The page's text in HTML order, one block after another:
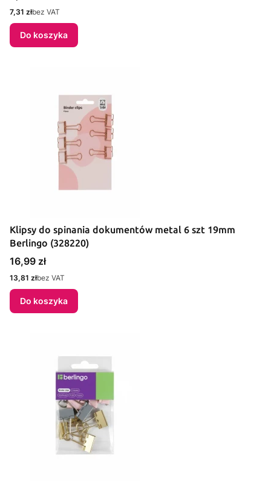
Cena
7,31 złbez VAT
Do koszyka
Klipsy do spinania dokumentów metal 6 szt 19mm
Berlingo (328220)
Cena
16,99 zł
Cena
13,81 złbez VAT
Do koszyka